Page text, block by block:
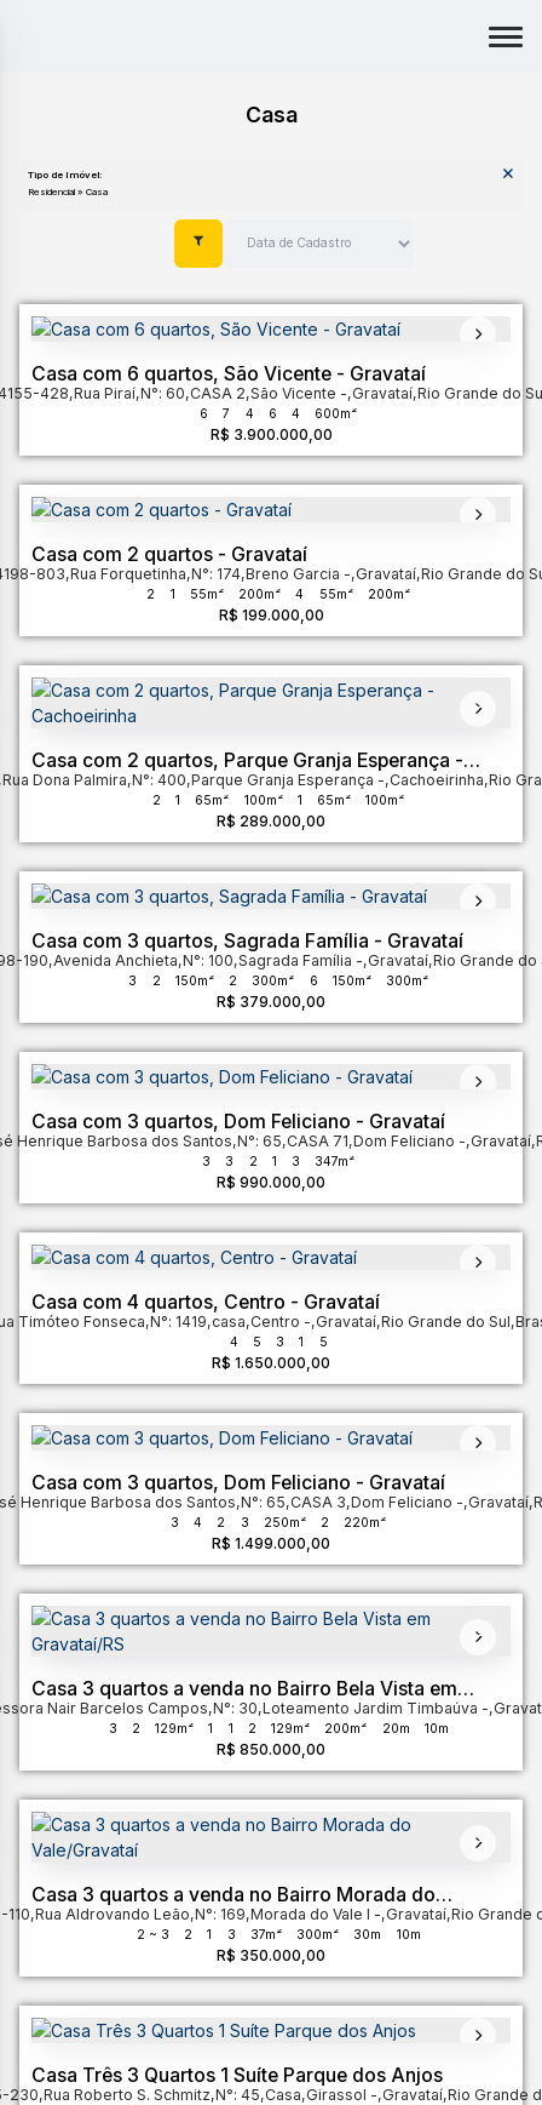
Casa
Tipo de Imóvel:
Casa com 6 quartos, São Vicente - Gravataí
R$ 3.900.000,00
428,Rua Piraí,N°: 60,CASA 2,São Vicente ,Gravataí,Rio Grande do
6 7 4 6 4 600m²
Casa com 2 quartos - Gravataí
R$ 199.000,00
803,Rua Forquetinha,N°: 174,Breno Garcia ,Gravataí,Rio Grande do
2 1 55m² 200m² 4 55m² 200m²
Casa com 2 quartos, Parque Granja Esperança -
Cachoeirinha
R$ 289.000,00
Rua Dona Palmira,N°: 400,Parque Granja Esperança ,Cachoeirinha,Rio
2 1 65m² 100m² 1 65m² 100m²
Casa com 3 quartos, Sagrada Família - Gravataí
R$ 379.000,00
190,Avenida Anchieta,N°: 100,Sagrada Família ,Gravataí,Rio Grande do
3 2 150m² 2 300m² 6 150m² 300m²
Casa com 3 quartos, Dom Feliciano - Gravataí
R$ 990.000,00
Henrique Barbosa dos Santos,N°: 65,CASA 71,Dom Feliciano ,Gravataí,
3 3 2 1 3 347m²
Casa com 4 quartos, Centro - Gravataí
R$ 1.650.000,00
Timóteo Fonseca,N°: 1419,casa,Centro ,Gravataí,Rio Grande do Sul,
4 5 3 1 5
Casa com 3 quartos, Dom Feliciano - Gravataí
R$ 1.499.000,00
Henrique Barbosa dos Santos,N°: 65,CASA 3,Dom Feliciano ,Gravataí,
3 4 2 3 250m² 2 220m²
Casa 3 quartos a venda no Bairro Bela Vista em
Gravataí/RS
R$ 850.000,00
Nair Barcelos Campos,N°: 30,Loteamento Jardim Timbaúva ,
3 2 129m² 1 1 2 129m² 200m² 20m 10m
Casa 3 quartos a venda no Bairro Morada do
Vale/Gravataí
R$ 350.000,00
110,Rua Aldrovando Leão,N°: 169,Morada do Vale I ,Gravataí,Rio Grande
2 ~ 3 2 1 3 37m² 300m² 30m 10m
Casa Três 3 Quartos 1 Suíte Parque dos Anjos
230,Rua Roberto S. Schmitz,N°: 45,Casa,Girassol ,Gravataí,Rio Grande